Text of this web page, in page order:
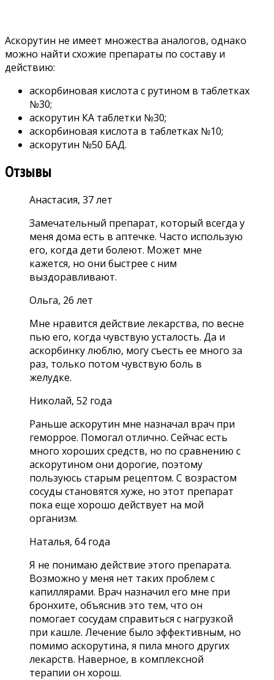
Аскорутин не имеет множества аналогов, однако
можно найти схожие препараты по составу и
действию:
аскорбиновая кислота с рутином в таблетках
№30;
аскорутин КА таблетки №30;
аскорбиновая кислота в таблетках №10;
аскорутин №50 БАД.
Отзывы
Анастасия, 37 лет
Замечательный препарат, который всегда у
меня дома есть в аптечке. Часто использую
его, когда дети болеют. Может мне
кажется, но они быстрее с ним
выздоравливают.
Ольга, 26 лет
Мне нравится действие лекарства, по весне
пью его, когда чувствую усталость. Да и
аскорбинку люблю, могу съесть ее много за
раз, только потом чувствую боль в
желудке.
Николай, 52 года
Раньше аскорутин мне назначал врач при
геморрое. Помогал отлично. Сейчас есть
много хороших средств, но по сравнению с
аскорутином они дорогие, поэтому
пользуюсь старым рецептом. С возрастом
сосуды становятся хуже, но этот препарат
пока еще хорошо действует на мой
организм.
Наталья, 64 года
Я не понимаю действие этого препарата.
Возможно у меня нет таких проблем с
капиллярами. Врач назначил его мне при
бронхите, объяснив это тем, что он
помогает сосудам справиться с нагрузкой
при кашле. Лечение было эффективным, но
помимо аскорутина, я пила много других
лекарств. Наверное, в комплексной
терапии он хорош.